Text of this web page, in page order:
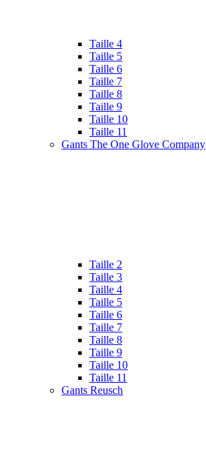
Taille 4
Taille 5
Taille 6
Taille 7
Taille 8
Taille 9
Taille 10
Taille 11
Gants The One Glove Company
Taille 2
Taille 3
Taille 4
Taille 5
Taille 6
Taille 7
Taille 8
Taille 9
Taille 10
Taille 11
Gants Reusch